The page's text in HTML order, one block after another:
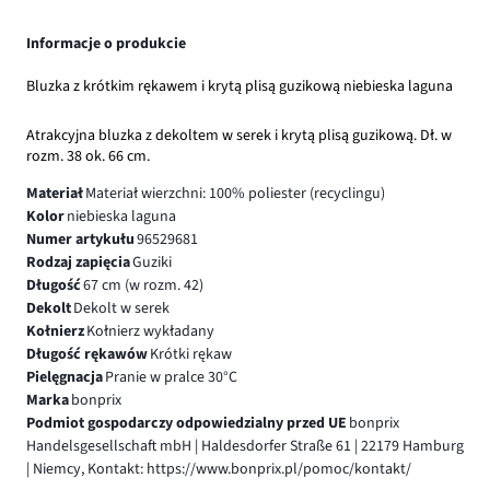
Informacje o produkcie
Bluzka z krótkim rękawem i krytą plisą guzikową niebieska laguna
Atrakcyjna bluzka z dekoltem w serek i krytą plisą guzikową. Dł. w
rozm. 38 ok. 66 cm.
MateriałMateriał wierzchni: 100% poliester (recyclingu)
Kolorniebieska laguna
Numer artykułu96529681
Rodzaj zapięciaGuziki
Długość67 cm (w rozm. 42)
DekoltDekolt w serek
KołnierzKołnierz wykładany
Długość rękawówKrótki rękaw
PielęgnacjaPranie w pralce 30°C
Markabonprix
Podmiot gospodarczy odpowiedzialny przed UE bonprix
Handelsgesellschaft mbH | Haldesdorfer Straße 61 | 22179 Hamburg
| Niemcy, Kontakt: https://www.bonprix.pl/pomoc/kontakt/